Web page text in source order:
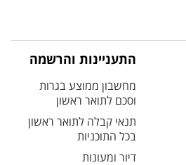
התעניינות והרשמה
מחשבון ממוצע בגרות
וסכם לתואר ראשון
תנאי קבלה לתואר ראשון
בכל התוכניות
דיור ומעונות